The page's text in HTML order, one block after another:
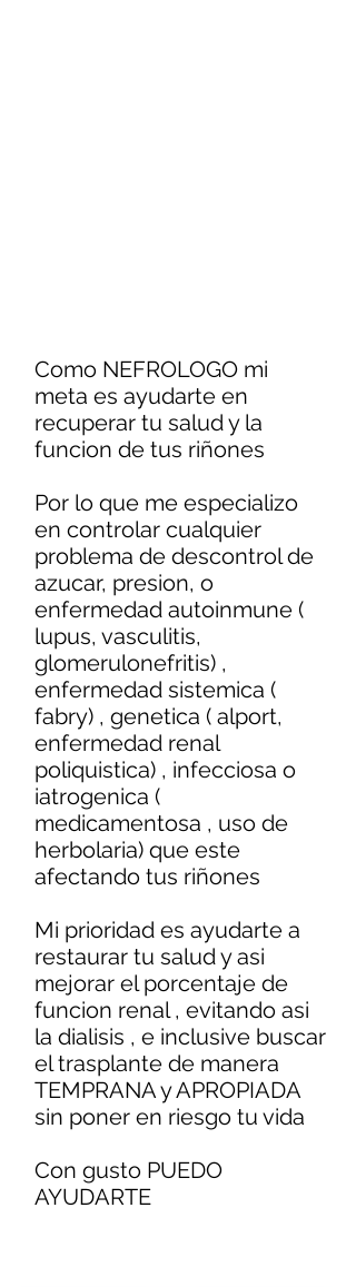
Como NEFROLOGO mi
meta es ayudarte en
recuperar tu salud y la
funcion de tus riñones
Por lo que me especializo
en controlar cualquier
problema de descontrol de
azucar, presion, o
enfermedad autoinmune (
lupus, vasculitis,
glomerulonefritis) ,
enfermedad sistemica (
fabry) , genetica ( alport,
enfermedad renal
poliquistica) , infecciosa o
iatrogenica (
medicamentosa , uso de
herbolaria) que este
afectando tus riñones
Mi prioridad es ayudarte a
restaurar tu salud y asi
mejorar el porcentaje de
funcion renal , evitando asi
la dialisis , e inclusive buscar
el trasplante de manera
TEMPRANA y APROPIADA
sin poner en riesgo tu vida
Con gusto PUEDO
AYUDARTE